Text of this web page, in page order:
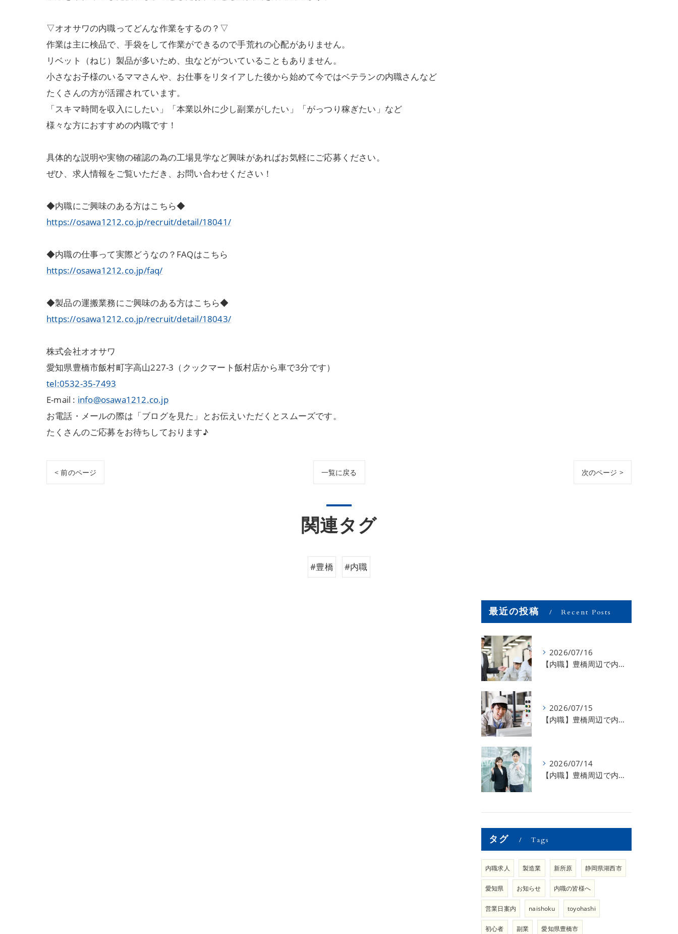
▽オオサワの内職ってどんな作業をするの？▽
作業は主に検品で、手袋をして作業ができるので手荒れの心配がありません。
リベット（ねじ）製品が多いため、虫などがついていることもありません。
小さなお子様のいるママさんや、お仕事をリタイアした後から始めて今ではベテランの内職さんなど
たくさんの方が活躍されています。
「スキマ時間を収入にしたい」「本業以外に少し副業がしたい」「がっつり稼ぎたい」など
様々な方におすすめの内職です！
具体的な説明や実物の確認の為の工場見学など興味があればお気軽にご応募ください。
ぜひ、求人情報をご覧いただき、お問い合わせください！
◆内職にご興味のある方はこちら◆
https://osawa1212.co.jp/recruit/detail/18041/
◆内職の仕事って実際どうなの？FAQはこちら
https://osawa1212.co.jp/faq/
◆製品の運搬業務にご興味のある方はこちら◆
https://osawa1212.co.jp/recruit/detail/18043/
株式会社オオサワ
愛知県豊橋市飯村町字高山227-3（クックマート飯村店から車で3分です）
tel:0532-35-7493
E-mail : info@osawa1212.co.jp
お電話・メールの際は「ブログを見た」とお伝えいただくとスムーズです。
たくさんのご応募をお待ちしております♪
< 前のページ 一覧に戻る 次のページ >
関連タグ
#豊橋 #内職
最近の投稿 Recent Posts
2026/07/16
【内職】豊橋周辺で内職のお仕事を探している方募集中！【お仕事の内容】
2026/07/15
【内職】豊橋周辺で内職のお仕事を探している方募集中！【急な学級閉鎖も安心】
2026/07/14
【内職】豊橋周辺で内職のお仕事を探している方募集中！【内職さまのお声②】
タグ Tags
内職求人 製造業 新所原 静岡県湖西市
愛知県 お知らせ 内職の皆様へ
営業日案内 naishoku toyohashi
初心者 副業 愛知県豊橋市